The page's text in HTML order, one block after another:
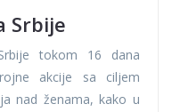
Srbije
tokom 16 dana
akcije sa ciljem
nad ženama, kako u